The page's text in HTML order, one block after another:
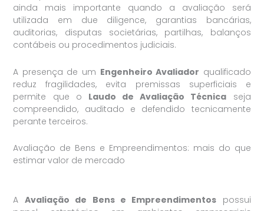
ainda mais importante quando a avaliação será
utilizada em due diligence, garantias bancárias,
auditorias, disputas societárias, partilhas, balanços
contábeis ou procedimentos judiciais.
A presença de um Engenheiro Avaliador qualificado
reduz fragilidades, evita premissas superficiais e
permite que o Laudo de Avaliação Técnica seja
compreendido, auditado e defendido tecnicamente
perante terceiros.
Avaliação de Bens e Empreendimentos: mais do que
estimar valor de mercado
A Avaliação de Bens e Empreendimentos possui